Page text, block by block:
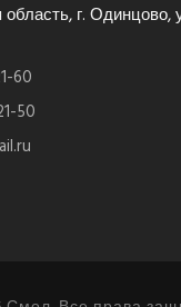
г. Одинцово,
60
50